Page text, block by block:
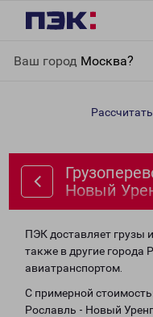
Ваш город Москва?
Уренгой
Новый
ПЭК доставляет грузы
также в другие города
авиатранспортом.
С примерной
Рославль - Новый